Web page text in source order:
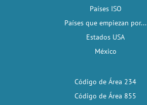
Países ISO
Países que empiezan por...
Estados USA
México
Código de Área 234
Código de Área 855